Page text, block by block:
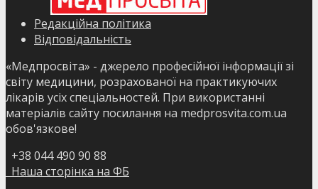
Редакційна політика
Відповідальність
«Медпросвіта» - джерело професійної інформації зі
світу медицини, розрахованої на практикуючих
лікарів усіх спеціальностей. При використанні
матеріалів сайту посилання на medprosvita.com.ua
обов'язкове!
+38 044 490 90 88
Наша сторінка на ФБ